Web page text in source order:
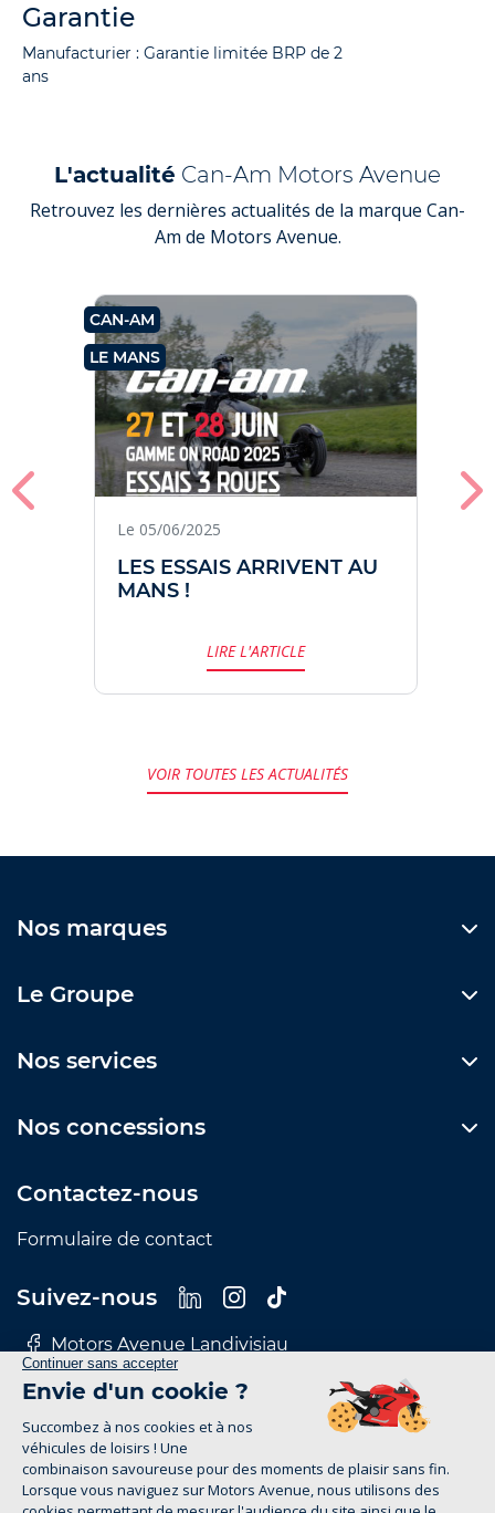
Garantie
Manufacturier : Garantie limitée BRP de 2
ans
L'actualité Can-Am Motors Avenue
Retrouvez les dernières actualités de la marque Can-
Am de Motors Avenue.
CAN-AM
LE MANS
Le 05/06/2025
LES ESSAIS ARRIVENT AU
MANS !
LIRE L'ARTICLE
VOIR TOUTES LES ACTUALITÉS
Nos marques
Le Groupe
Nos services
Nos concessions
Contactez-nous
Formulaire de contact
Suivez-nous
Motors Avenue Landivisiau
Motors Avenue Le Mans
Motors Avenue Rennes
Motors Avenue Tours